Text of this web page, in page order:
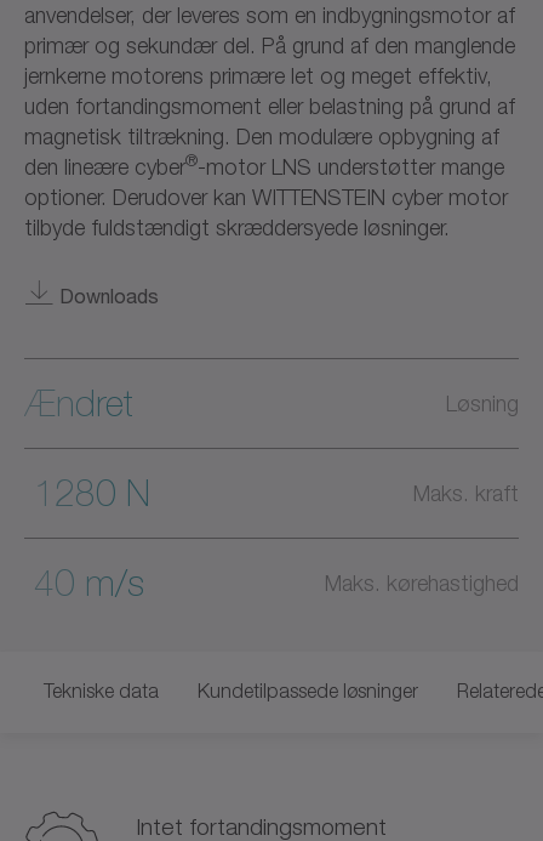
anvendelser, der leveres som en indbygningsmotor af
primær og sekundær del. På grund af den manglende
jernkerne motorens primære let og meget effektiv,
uden fortandingsmoment eller belastning på grund af
magnetisk tiltrækning. Den modulære opbygning af
den lineære cyber®-motor LNS understøtter mange
optioner. Derudover kan WITTENSTEIN cyber motor
tilbyde fuldstændigt skræddersyede løsninger.
Downloads
Ændret Løsning
1280 N Maks. kraft
40 m/s Maks. kørehastighed
Tekniske data Kundetilpassede løsninger
Intet fortandingsmoment